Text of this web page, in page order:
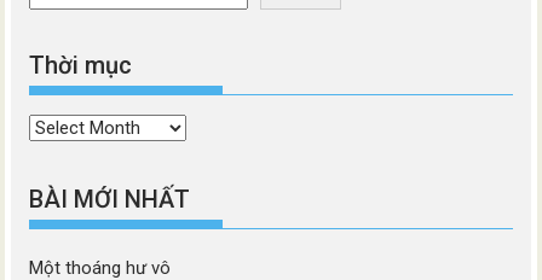
Thời mục
Thời
BÀI MỚI NHẤT
Một thoáng hư vô